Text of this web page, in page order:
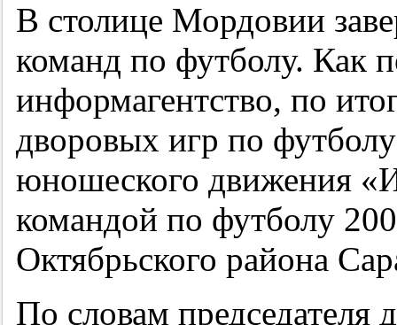
В столице Мордовии
команд по футболу. Как
информагентство, по
дворовых игр по
юношеского движения
командой по футболу
Октябрьского района
По словам